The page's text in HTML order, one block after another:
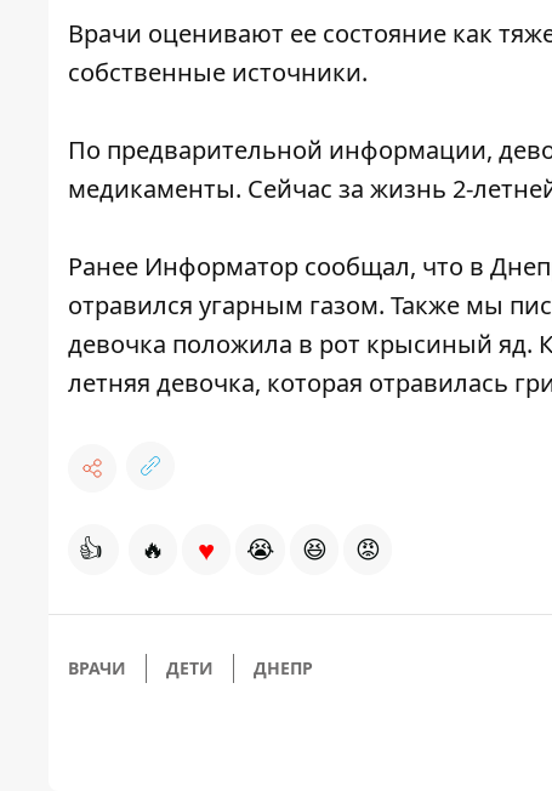
Врачи оценивают ее состояние как
собственные источники.
По предварительной информации,
медикаменты. Сейчас за жизнь 2-
Ранее Информатор сообщал, что в
отравился угарным газом. Также мы
девочка положила в рот крысиный яд.
летняя девочка, которая отравилась
👍 🔥 ♥ 😭 😆 😡
ВРАЧИ ДЕТИ ДНЕПР